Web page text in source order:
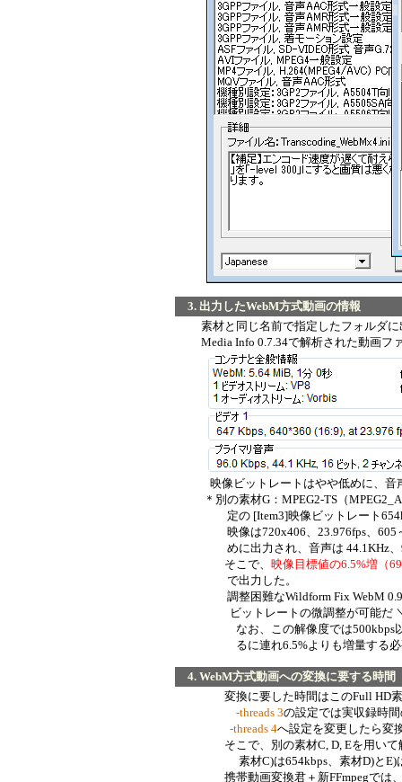
3. 出力したWebM方式動画の情報
素材と同じ名前で指定したフォルダに
Media Info 0.7.34で解析された動画フ
映像ビットレートはやや低めに、音声
＊別の素材G：MPEG2-TS（
定の [Item3]映像ビットレート
映像は720x406、23.976fps、605～
めに出力され、音声は 44.1KHz、
そこで、 映像目標値の6.5%増（
で出力した。
調整困難なWildform Fix WebM 0.9β
ビットレートの微調整が可能だ ＼
なお、この解像度では500kbps以下
るに連れ6.5%よりも増量する必
4. WebM方式動画への変換に要する時間
変換に要した時間はこのFull HD素
-threads 3の設定では実収録時
-threads 4へ設定を変更したら変
そこで、別の素材C, D, Eを用いて解
素材C)は654kbps、素材D)とE)は
携帯動画変換君＋新FFmpegでは、使